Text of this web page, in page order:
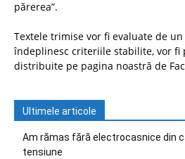
părerea”.
Textele trimise vor fi evaluate de
îndeplinesc criteriile stabilite, vor fi
distribuite pe pagina noastră de
Ultimele articole
Am rămas fără electrocasnice din
tensiune